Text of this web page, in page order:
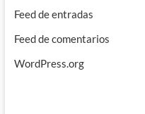
Feed de entradas
Feed de comentarios
WordPress.org